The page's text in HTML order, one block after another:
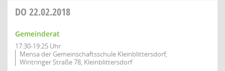
DO 22.02.2018
Gemeinderat
17:30-19:25 Uhr
Mensa der Gemeinschaftsschule Kleinblittersdorf,
Wintringer Straße 78, Kleinblittersdorf